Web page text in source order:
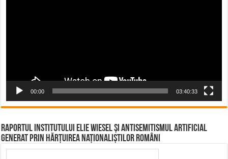
00:00 03:40:33
Raportul Institutului Elie Wiesel și Antisemitismul Artificial
Generat prin Hărțuirea Naționaliștilor Români